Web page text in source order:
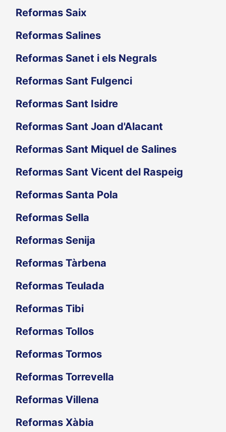
Reformas Saix
Reformas Salines
Reformas Sanet i els Negrals
Reformas Sant Fulgenci
Reformas Sant Isidre
Reformas Sant Joan d'Alacant
Reformas Sant Miquel de Salines
Reformas Sant Vicent del Raspeig
Reformas Santa Pola
Reformas Sella
Reformas Senija
Reformas Tàrbena
Reformas Teulada
Reformas Tibi
Reformas Tollos
Reformas Tormos
Reformas Torrevella
Reformas Villena
Reformas Xàbia